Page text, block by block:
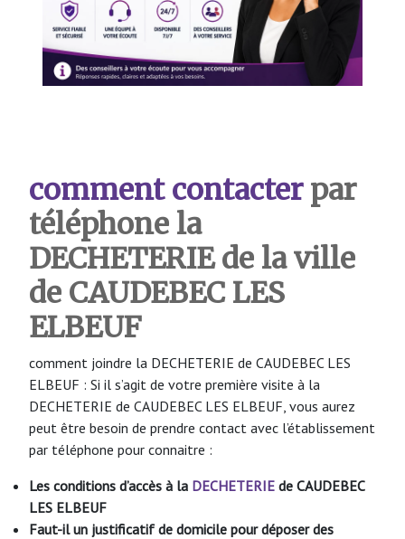
comment contacterpar
téléphone la
DECHETERIE de la ville
de CAUDEBEC LES
ELBEUF
comment joindre la DECHETERIE de CAUDEBEC LES
ELBEUF : Si il s’agit de votre première visite à la
DECHETERIE de CAUDEBEC LES ELBEUF, vous aurez
peut être besoin de prendre contact avec l’établissement
par téléphone pour connaitre :
Les conditions d’accès à la DECHETERIE de CAUDEBEC
LES ELBEUF
Faut-il un justificatif de domicile pour déposer des